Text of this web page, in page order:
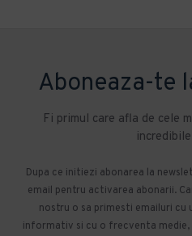
Aboneaza-te
Fi primul care afla de cele
Dupa ce initiezi abonarea la
email pentru activarea abonarii.
nostru o sa primesti emailuri
informativ si cu o frecventa medie,